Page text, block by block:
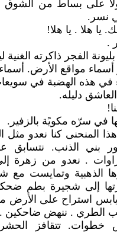
على بساط من الشوق
نسر.
يا هلا . يا هلا!
.
بليونة الفجر ذاكرته
أسماء مواقع الأرض.
في هذه الهضبة في
دليله.
في سرّه مكويًة بالزفير.
المنحنى كنا نعدو مثل
بني الذنب. نتسابق
. نعدو من زهرة
الذهبية وتمايست
إلى شجيرة بطم ضحكت
استراح على الأرض
الطري . ننهض ضاحكين .
خطوات. تتقافز